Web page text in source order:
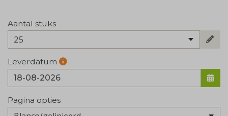
Aantal stuks
25
Leverdatum
Pagina opties